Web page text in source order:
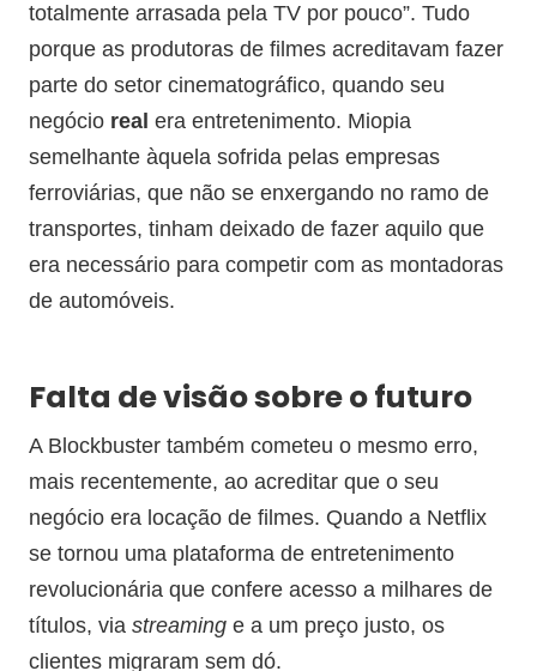
totalmente arrasada pela TV por pouco”. Tudo
porque as produtoras de filmes acreditavam fazer
parte do setor cinematográfico, quando seu
negócio real era entretenimento. Miopia
semelhante àquela sofrida pelas empresas
ferroviárias, que não se enxergando no ramo de
transportes, tinham deixado de fazer aquilo que
era necessário para competir com as montadoras
de automóveis.
Falta de visão sobre o futuro
A Blockbuster também cometeu o mesmo erro,
mais recentemente, ao acreditar que o seu
negócio era locação de filmes. Quando a Netflix
se tornou uma plataforma de entretenimento
revolucionária que confere acesso a milhares de
títulos, via streaming e a um preço justo, os
clientes migraram sem dó.